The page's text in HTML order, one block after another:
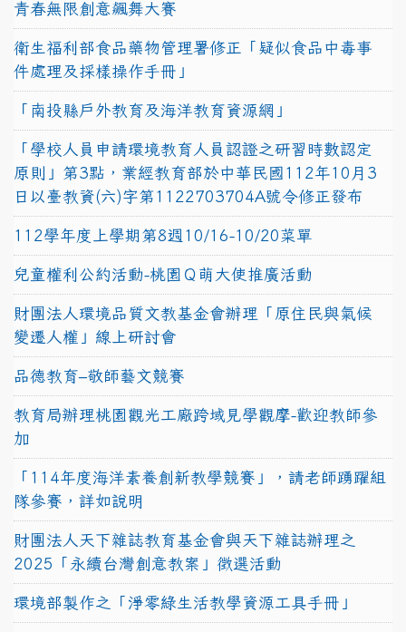
青春無限創意飆舞大賽
衛生福利部食品藥物管理署修正「疑似食品中毒事
件處理及採樣操作手冊」
「南投縣戶外教育及海洋教育資源網」
「學校人員申請環境教育人員認證之研習時數認定
原則」第3點，業經教育部於中華民國112年10月3
日以臺教資(六)字第1122703704A號令修正發布
112學年度上學期第8週10/16-10/20菜單
兒童權利公約活動-桃園Ｑ萌大使推廣活動
財團法人環境品質文教基金會辦理「原住民與氣候
變遷人權」線上研討會
品德教育–敬師藝文競賽
教育局辦理桃園觀光工廠跨域見學觀摩-歡迎教師參
加
「114年度海洋素養創新教學競賽」，請老師踴躍組
隊參賽，詳如說明
財團法人天下雜誌教育基金會與天下雜誌辦理之
2025「永續台灣創意教案」徵選活動
環境部製作之「淨零綠生活教學資源工具手冊」